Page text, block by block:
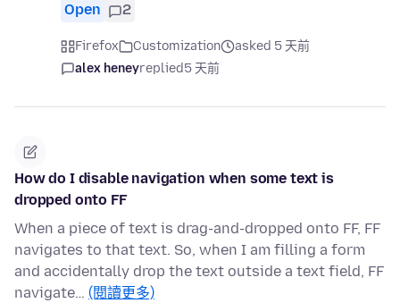
Open 2
Firefox Customization
asked 5 天前
alex heneyreplied5 天前
How do I disable navigation when some text is
dropped onto FF
When a piece of text is drag-and-dropped onto FF, FF
navigates to that text. So, when I am filling a form
and accidentally drop the text outside a text field, FF
navigate… (閱讀更多)